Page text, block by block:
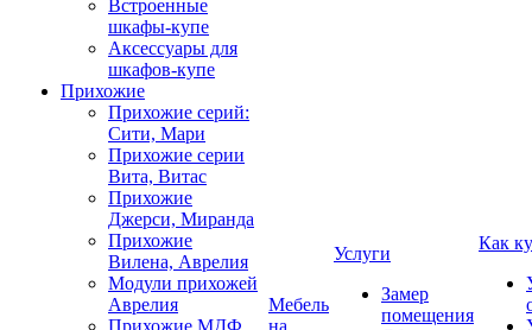
Встроенные
шкафы-купе
Аксессуары для
шкафов-купе
Прихожие
Прихожие серий:
Сити, Мари
Прихожие серии
Вита, Витас
Прихожие
Джерси, Миранда
Прихожие
Вилена, Аврелия
Модули прихожей
Аврелия
Прихожие МДФ
Мебель
на
Услуги
Замер
помещения
Как